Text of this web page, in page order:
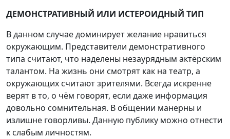
ДЕМОНСТРАТИВНЫЙ ИЛИ ИСТЕРОИДНЫЙ ТИП
В данном случае доминирует желание нравиться
окружающим. Представители демонстративного
типа считают, что наделены незаурядным актёрским
талантом. На жизнь они смотрят как на театр, а
окружающих считают зрителями. Всегда искренне
верят в то, о чём говорят, если даже информация
довольно сомнительная. В общении манерны и
излишне говорливы. Данную публику можно отнести
к слабым личностям.